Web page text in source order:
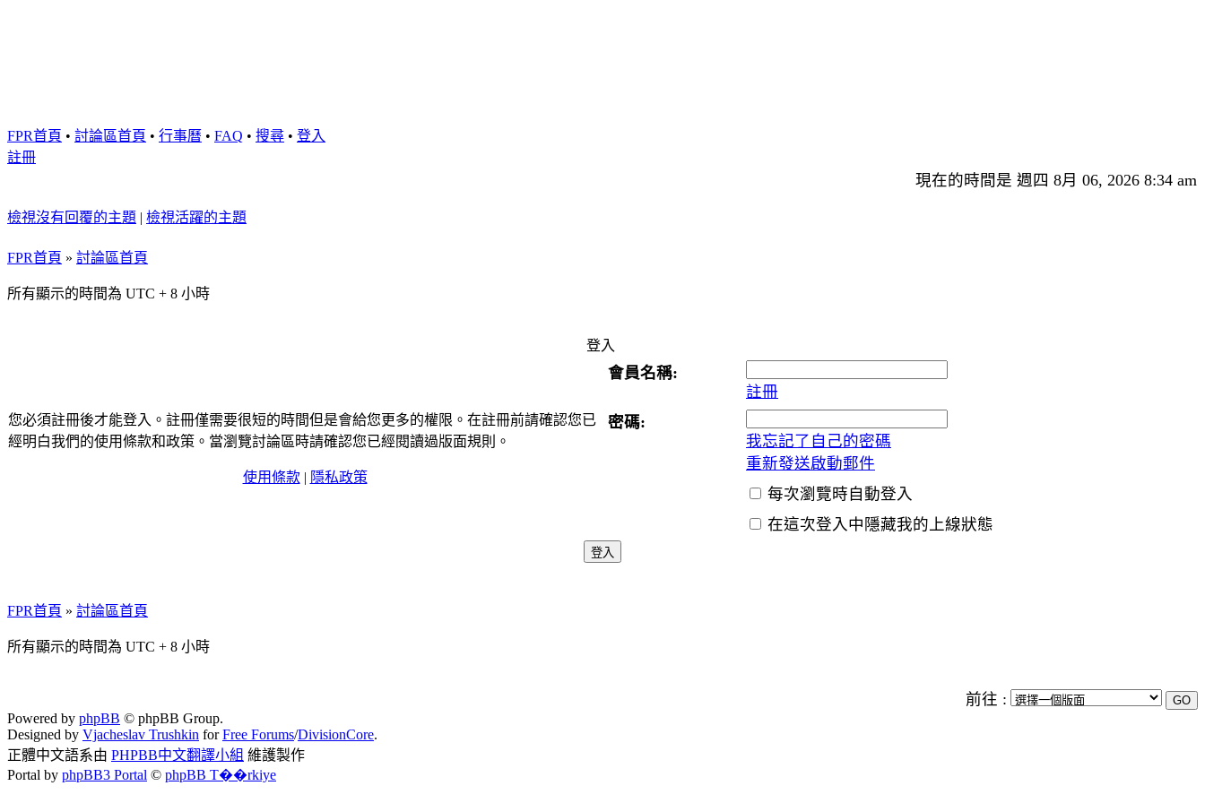
FPR首頁 • 討論區首頁 • 行事曆 • FAQ • 搜尋 • 登入
註冊
現在的時間是 週四 8月 06, 2026 8:34 am
檢視沒有回覆的主題 | 檢視活躍的主題
FPR首頁 » 討論區首頁
所有顯示的時間為 UTC + 8 小時
登入
您必須註冊後才能登入。註冊僅需要很短的時間但是會給您更多的權限。在註冊前請確認您已
經明白我們的使用條款和政策。當瀏覽討論區時請確認您已經閱讀過版面規則。
使用條款| 隱私政策
會員名稱:
註冊
密碼:
我忘記了自己的密碼
重新發送啟動郵件
每次瀏覽時自動登入
在這次登入中隱藏我的上線狀態
FPR首頁 » 討論區首頁
所有顯示的時間為 UTC + 8 小時
前往 :
Powered by phpBB © phpBB Group.
Designed by Vjacheslav Trushkin forFree Forums/DivisionCore.
正體中文語系由 PHPBB中文翻譯小組 維護製作
Portal by phpBB3 Portal © phpBB T��rkiye